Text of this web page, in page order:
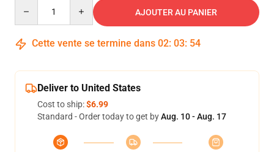
AJOUTER AU PANIER
Cette vente se termine dans 02: 03: 54
Deliver to United States
Cost to ship:$6.99
Standard - Order today to get byAug. 10 - Aug. 17